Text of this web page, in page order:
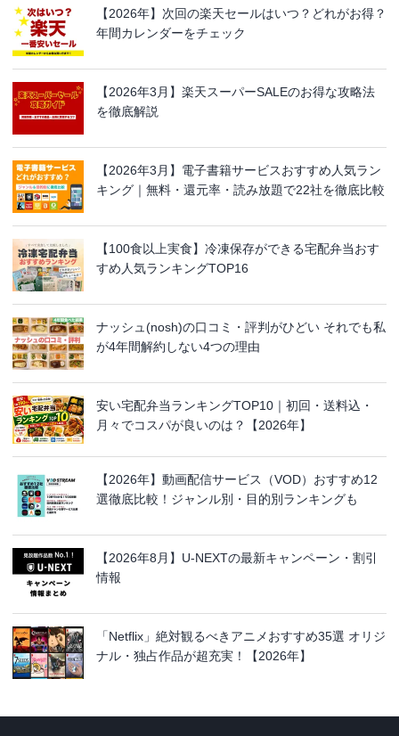
【2026年】次回の楽天セールはいつ？どれがお得？
年間カレンダーをチェック
【2026年3月】楽天スーパーSALEのお得な攻略法
を徹底解説
【2026年3月】電子書籍サービスおすすめ人気ラン
キング｜無料・還元率・読み放題で22社を徹底比較
【100食以上実食】冷凍保存ができる宅配弁当おす
すめ人気ランキングTOP16
ナッシュ(nosh)の口コミ・評判がひどい それでも私
が4年間解約しない4つの理由
安い宅配弁当ランキングTOP10｜初回・送料込・
月々でコスパが良いのは？【2026年】
【2026年】動画配信サービス（VOD）おすすめ12
選徹底比較！ジャンル別・目的別ランキングも
【2026年8月】U-NEXTの最新キャンペーン・割引
情報
「Netflix」絶対観るべきアニメおすすめ35選 オリジ
ナル・独占作品が超充実！【2026年】